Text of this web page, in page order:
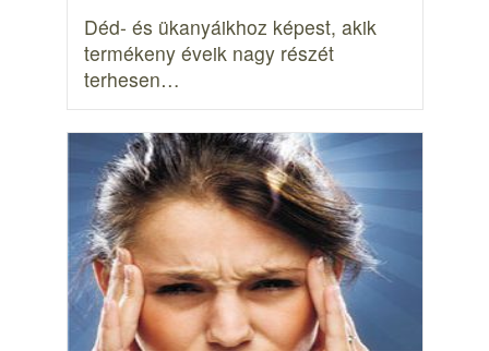
Déd- és ükanyáikhoz képest, akik
termékeny éveik nagy részét
terhesen…